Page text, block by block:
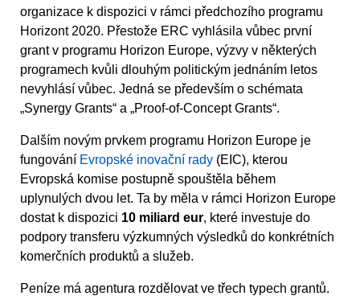
organizace k dispozici v rámci předchozího programu
Horizont 2020. Přestože ERC vyhlásila vůbec první
grant v programu Horizon Europe, výzvy v některých
programech kvůli dlouhým politickým jednáním letos
nevyhlásí vůbec. Jedná se především o schémata
„Synergy Grants“ a „Proof-of-Concept Grants“.
Dalším novým prvkem programu Horizon Europe je
fungování Evropské inovační rady (EIC), kterou
Evropská komise postupně spouštěla během
uplynulých dvou let. Ta by měla v rámci Horizon Europe
dostat k dispozici 10 miliard eur, které investuje do
podpory transferu výzkumných výsledků do konkrétních
komerčních produktů a služeb.
Peníze má agentura rozdělovat ve třech typech grantů.